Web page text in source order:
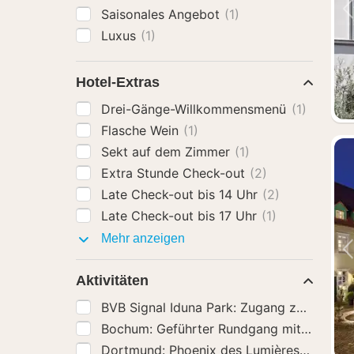
Saisonales Angebot (1)
Luxus (1)
Hotel-Extras
Drei-Gänge-Willkommensmenü (1)
Flasche Wein (1)
Sekt auf dem Zimmer (1)
Extra Stunde Check-out (2)
Late Check-out bis 14 Uhr (2)
Late Check-out bis 17 Uhr (1)
Mehr anzeigen
Aktivitäten
Dortmund: